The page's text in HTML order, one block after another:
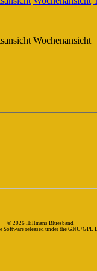
Wochenansicht
© 2026 Hillmans Bluesband
Software released under the GNU/GPL